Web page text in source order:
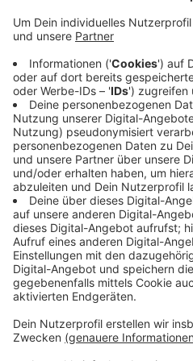
Die Stadt hat
Grundschule in Rorup und in
der Von-Galen-Straße in
Lastenräder stehen in
einer Handy-App öffnen.
Euro pro Stunde. Weitere
Buldern und Hiddingsel
Senden, Nordkirchen und
System schon erfolgreich.
lassen sich beispielsweise
klimafreundlich erledigen
Anzeige